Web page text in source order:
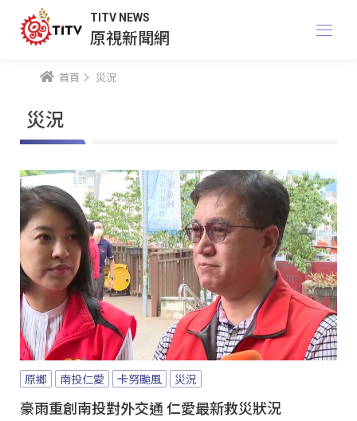
TITV NEWS
原視新聞網
首頁 災況
災況
原鄉 南投仁愛 卡努颱風 災況
豪雨重創南投對外交通 仁愛最新救災狀況